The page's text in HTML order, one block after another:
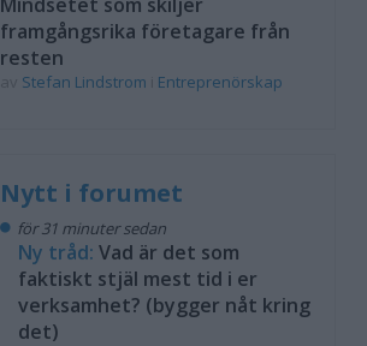
framgångsrika företagare från
resten
Stefan Lindstrom Entreprenörskap
Nytt i forumet
för 31 minuter sedan
Ny tråd: Vad är det som
faktiskt stjäl mest tid i er
verksamhet? (bygger nåt kring
det)